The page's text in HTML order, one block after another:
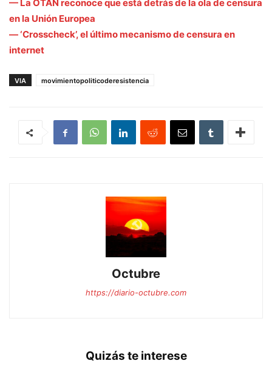
— La OTAN reconoce que está detrás de la ola de censura
en la Unión Europea
— ‘Crosscheck’, el último mecanismo de censura en
internet
VIA movimientopoliticoderesistencia
Octubre
https://diario-octubre.com
Quizás te interese